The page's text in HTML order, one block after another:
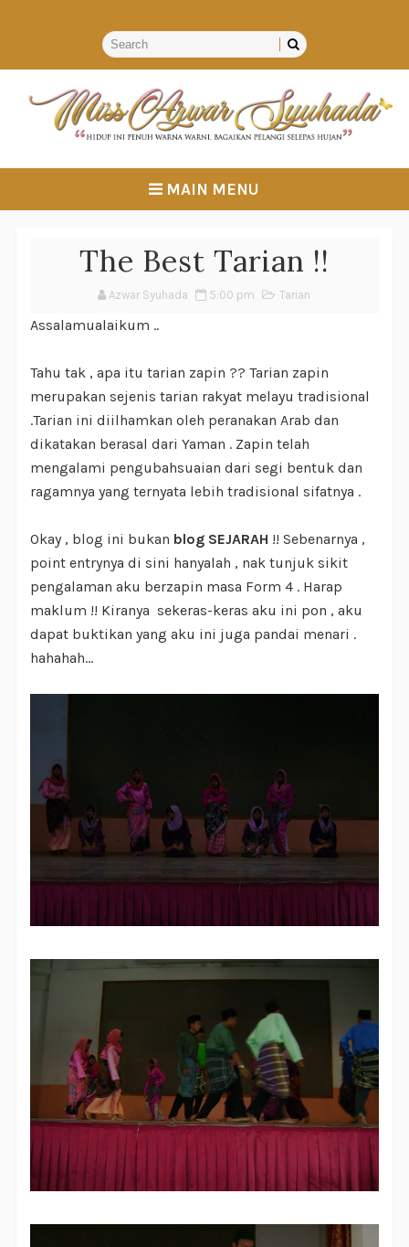
MAIN MENU
The Best Tarian !!
Azwar Syuhada 5:00 pm Tarian
Assalamualaikum ..
Tahu tak , apa itu tarian zapin ?? Tarian zapin
merupakan sejenis tarian rakyat melayu tradisional
.Tarian ini diilhamkan oleh peranakan Arab dan
dikatakan berasal dari Yaman . Zapin telah
mengalami pengubahsuaian dari segi bentuk dan
ragamnya yang ternyata lebih tradisional sifatnya .
Okay , blog ini bukan blog SEJARAH !! Sebenarnya ,
point entrynya di sini hanyalah , nak tunjuk sikit
pengalaman aku berzapin masa Form 4 . Harap
maklum !! Kiranya sekeras-keras aku ini pon , aku
dapat buktikan yang aku ini juga pandai menari .
hahahah...